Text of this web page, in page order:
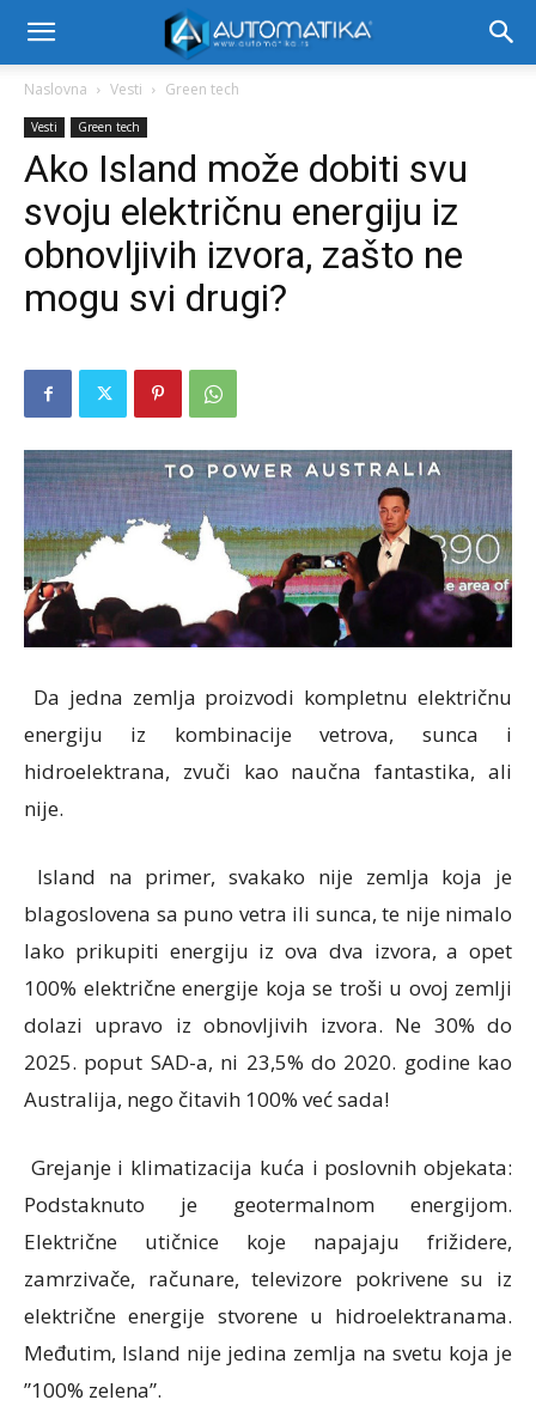
Naslovna Vesti Green tech
Vesti Green tech
Ako Island može dobiti svu
svoju električnu energiju iz
obnovljivih izvora, zašto ne
mogu svi drugi?
Da jedna zemlja proizvodi kompletnu električnu
energiju iz kombinacije vetrova, sunca i
hidroelektrana, zvuči kao naučna fantastika, ali
nije.
Island na primer, svakako nije zemlja koja je
blagoslovena sa puno vetra ili sunca, te nije nimalo
lako prikupiti energiju iz ova dva izvora, a opet
100% električne energije koja se troši u ovoj zemlji
dolazi upravo iz obnovljivih izvora. Ne 30% do
2025. poput SAD-a, ni 23,5% do 2020. godine kao
Australija, nego čitavih 100% već sada!
Grejanje i klimatizacija kuća i poslovnih objekata:
Podstaknuto je geotermalnom energijom.
Električne utičnice koje napajaju frižidere,
zamrzivače, računare, televizore pokrivene su iz
električne energije stvorene u hidroelektranama.
Međutim, Island nije jedina zemlja na svetu koja je
”100% zelena”.